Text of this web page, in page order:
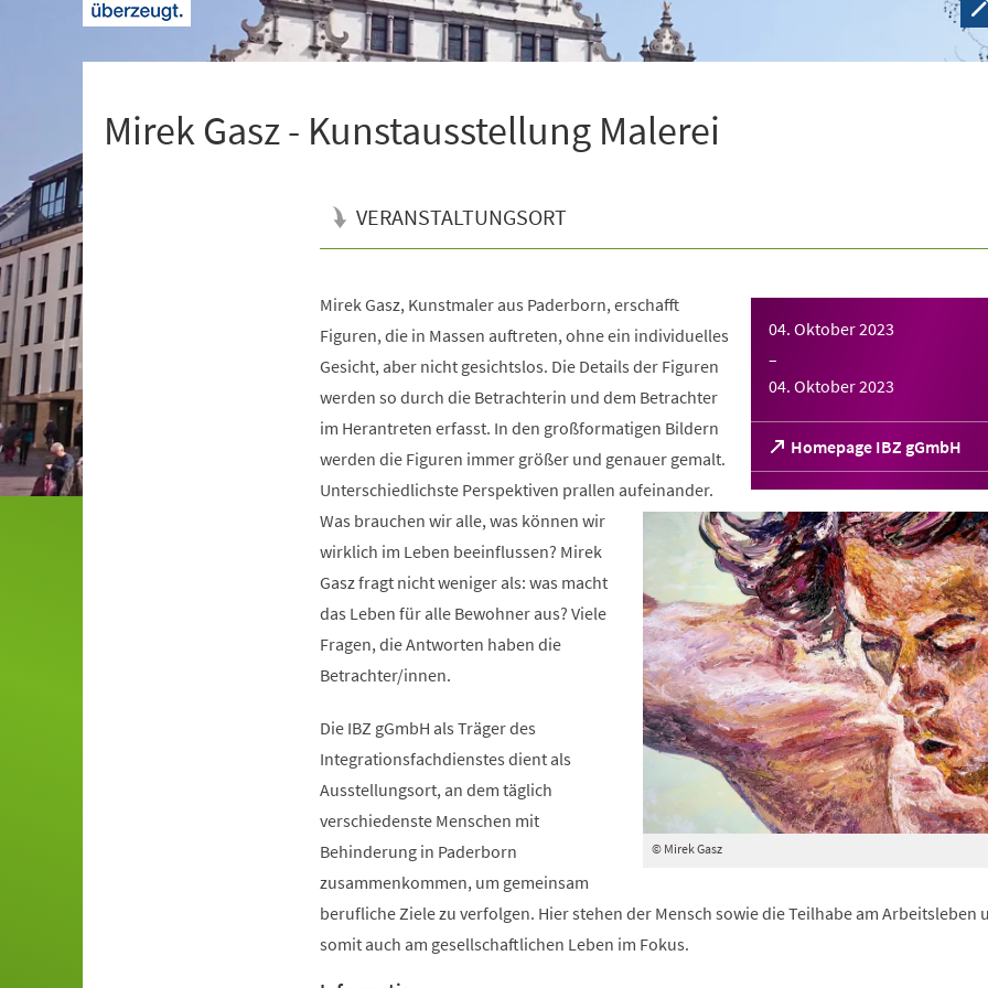
Mirek Gasz - Kunstausstellung Malerei
VERANSTALTUNGSORT
04. Oktober 2023
–
04. Oktober 2023
Homepage IBZ gGmbH
(Öffnet
in
einem
neuen
Tab)
© Mirek Gasz
Mirek Gasz, Kunstmaler aus Paderborn, erschafft
Figuren, die in Massen auftreten, ohne ein individuelles
Gesicht, aber nicht gesichtslos. Die Details der Figuren
werden so durch die Betrachterin und dem Betrachter
im Herantreten erfasst. In den großformatigen Bildern
werden die Figuren immer größer und genauer gemalt.
Unterschiedlichste Perspektiven prallen aufeinander.
Was brauchen wir alle, was können wir
wirklich im Leben beeinflussen? Mirek
Gasz fragt nicht weniger als: was macht
das Leben für alle Bewohner aus? Viele
Fragen, die Antworten haben die
Betrachter/innen.
Die IBZ gGmbH als Träger des
Integrationsfachdienstes dient als
Ausstellungsort, an dem täglich
verschiedenste Menschen mit
Behinderung in Paderborn
zusammenkommen, um gemeinsam
berufliche Ziele zu verfolgen. Hier stehen der Mensch sowie die Teilhabe am Arbeitsleben
somit auch am gesellschaftlichen Leben im Fokus.